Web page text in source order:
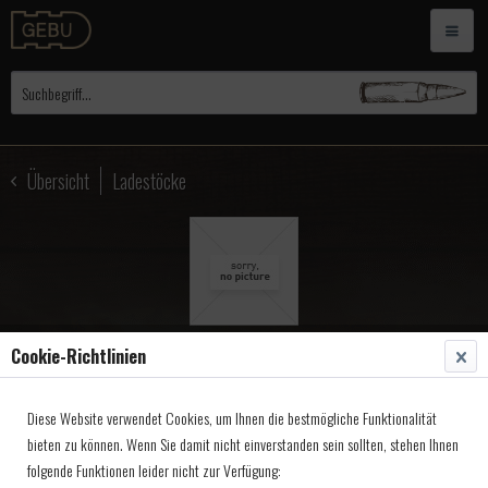
Übersicht Ladestöcke
75x7mm
Artikel-Nr.:3053675
Cookie-Richtlinien
Diese Website verwendet Cookies, um Ihnen die bestmögliche Funktionalität
bieten zu können. Wenn Sie damit nicht einverstanden sein sollten, stehen Ihnen
folgende Funktionen leider nicht zur Verfügung: